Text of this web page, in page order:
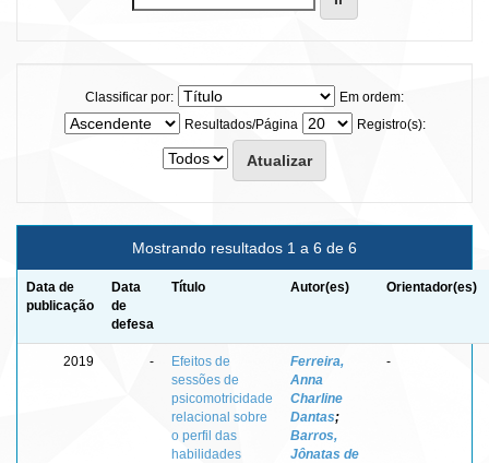
Classificar por:
Em ordem:
Resultados/Página
Registro(s):
Mostrando resultados 1 a 6 de 6
Data de
publicação
Data
de
defesa
Título Autor(es) Orientador(es)
2019 -
Efeitos de
sessões de
psicomotricidade
relacional sobre
o perfil das
habilidades
Ferreira,
Anna
Charline
Dantas;
Barros,
Jônatas de
-